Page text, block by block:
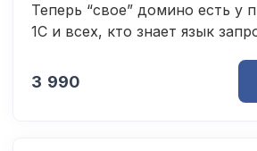
Теперь “свое” домино есть у
1С и всех, кто знает язык
3 990